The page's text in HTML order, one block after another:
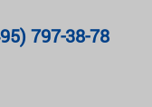
797-38-78